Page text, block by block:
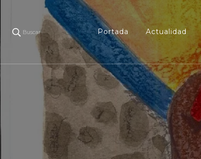
Buscar Portada Actualidad